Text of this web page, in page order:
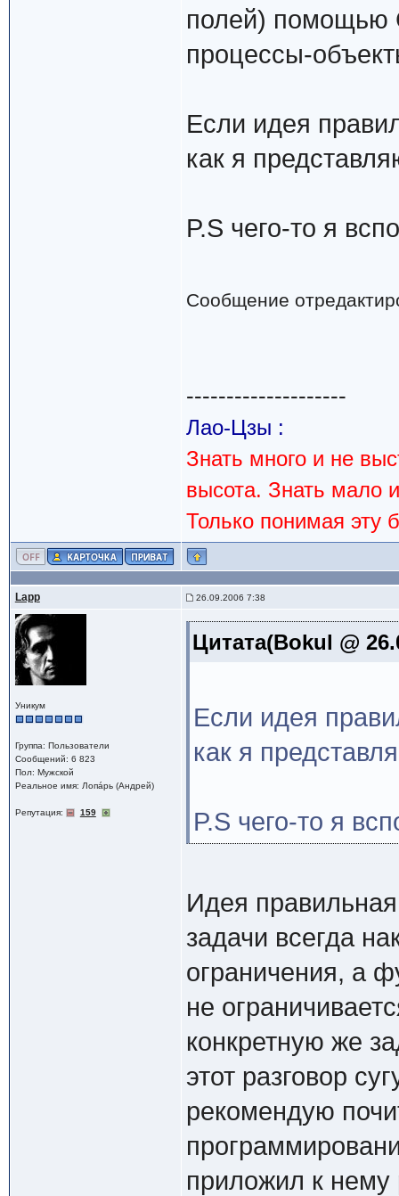
полей) помощью
процессы-
Если идея
как я
P.S чего-то я
Сообщение
--------------------
Лао-Цзы :
Знать много и не
высота. Знать мало
Только понимая эту
Lapp 26.09.2006 7:38
Уникум
Группа: Пользователи
Сообщений: 6 823
Пол: Мужской
Реальное имя: Лопáрь (Андрей)
Репутация: 159
Цитата(Bokul @
Если идея
как я
P.S чего-то я
Идея
задачи всегда
ограничения, а
не
конкретную же
этот разговор
рекомендую
приложил к нему